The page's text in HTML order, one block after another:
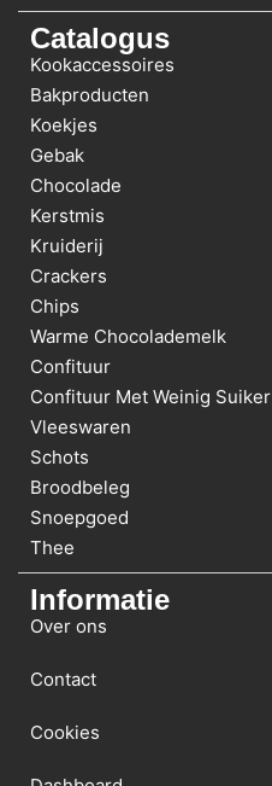
Catalogus
Kookaccessoires
Bakproducten
Koekjes
Gebak
Chocolade
Kerstmis
Kruiderij
Crackers
Chips
Warme Chocolademelk
Confituur
Confituur Met Weinig Suiker
Vleeswaren
Schots
Broodbeleg
Snoepgoed
Thee
Informatie
Over ons
Contact
Cookies